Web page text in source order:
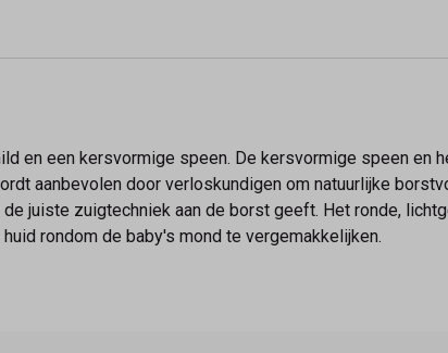
en een kersvormige speen. De kersvormige speen en
aanbevolen door verloskundigen om natuurlijke
juiste zuigtechniek aan de borst geeft. Het ronde,
rondom de baby's mond te vergemakkelijken.